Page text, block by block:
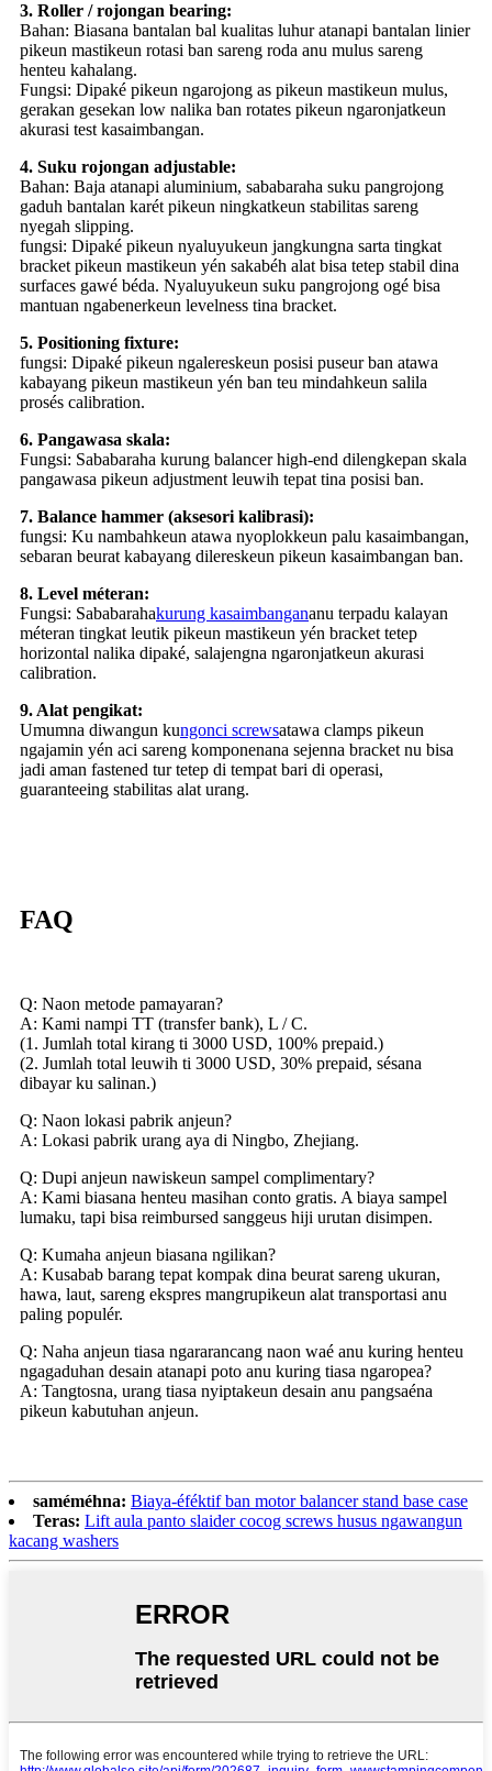
3. Roller / rojongan bearing:
Bahan: Biasana bantalan bal kualitas luhur atanapi bantalan linier
pikeun mastikeun rotasi ban sareng roda anu mulus sareng
henteu kahalang.
Fungsi: Dipaké pikeun ngarojong as pikeun mastikeun mulus,
gerakan gesekan low nalika ban rotates pikeun ngaronjatkeun
akurasi test kasaimbangan.
4. Suku rojongan adjustable:
Bahan: Baja atanapi aluminium, sababaraha suku pangrojong
gaduh bantalan karét pikeun ningkatkeun stabilitas sareng
nyegah slipping.
fungsi: Dipaké pikeun nyaluyukeun jangkungna sarta tingkat
bracket pikeun mastikeun yén sakabéh alat bisa tetep stabil dina
surfaces gawé béda. Nyaluyukeun suku pangrojong ogé bisa
mantuan ngabenerkeun levelness tina bracket.
5. Positioning fixture:
fungsi: Dipaké pikeun ngalereskeun posisi puseur ban atawa
kabayang pikeun mastikeun yén ban teu mindahkeun salila
prosés calibration.
6. Pangawasa skala:
Fungsi: Sababaraha kurung balancer high-end dilengkepan skala
pangawasa pikeun adjustment leuwih tepat tina posisi ban.
7. Balance hammer (aksesori kalibrasi):
fungsi: Ku nambahkeun atawa nyoplokkeun palu kasaimbangan,
sebaran beurat kabayang dilereskeun pikeun kasaimbangan ban.
8. Level méteran:
Fungsi: Sababarahakurung kasaimbangananu terpadu kalayan
méteran tingkat leutik pikeun mastikeun yén bracket tetep
horizontal nalika dipaké, salajengna ngaronjatkeun akurasi
calibration.
9. Alat pengikat:
Umumna diwangun kungonci screwsatawa clamps pikeun
ngajamin yén aci sareng komponenana sejenna bracket nu bisa
jadi aman fastened tur tetep di tempat bari di operasi,
guaranteeing stabilitas alat urang.
FAQ
Q: Naon metode pamayaran?
A: Kami nampi TT (transfer bank), L / C.
(1. Jumlah total kirang ti 3000 USD, 100% prepaid.)
(2. Jumlah total leuwih ti 3000 USD, 30% prepaid, sésana
dibayar ku salinan.)
Q: Naon lokasi pabrik anjeun?
A: Lokasi pabrik urang aya di Ningbo, Zhejiang.
Q: Dupi anjeun nawiskeun sampel complimentary?
A: Kami biasana henteu masihan conto gratis. A biaya sampel
lumaku, tapi bisa reimbursed sanggeus hiji urutan disimpen.
Q: Kumaha anjeun biasana ngilikan?
A: Kusabab barang tepat kompak dina beurat sareng ukuran,
hawa, laut, sareng ekspres mangrupikeun alat transportasi anu
paling populér.
Q: Naha anjeun tiasa ngararancang naon waé anu kuring henteu
ngagaduhan desain atanapi poto anu kuring tiasa ngaropea?
A: Tangtosna, urang tiasa nyiptakeun desain anu pangsaéna
pikeun kabutuhan anjeun.
saméméhna: Biaya-éféktif ban motor balancer stand base case
Teras: Lift aula panto slaider cocog screws husus ngawangun
kacang washers